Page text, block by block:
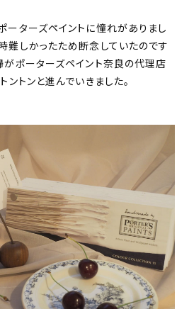
ーターズペイントに憧れがありまし
難しかったため断念していたのです
がポーターズペイント奈良の代理店
ントンと進んでいきました。